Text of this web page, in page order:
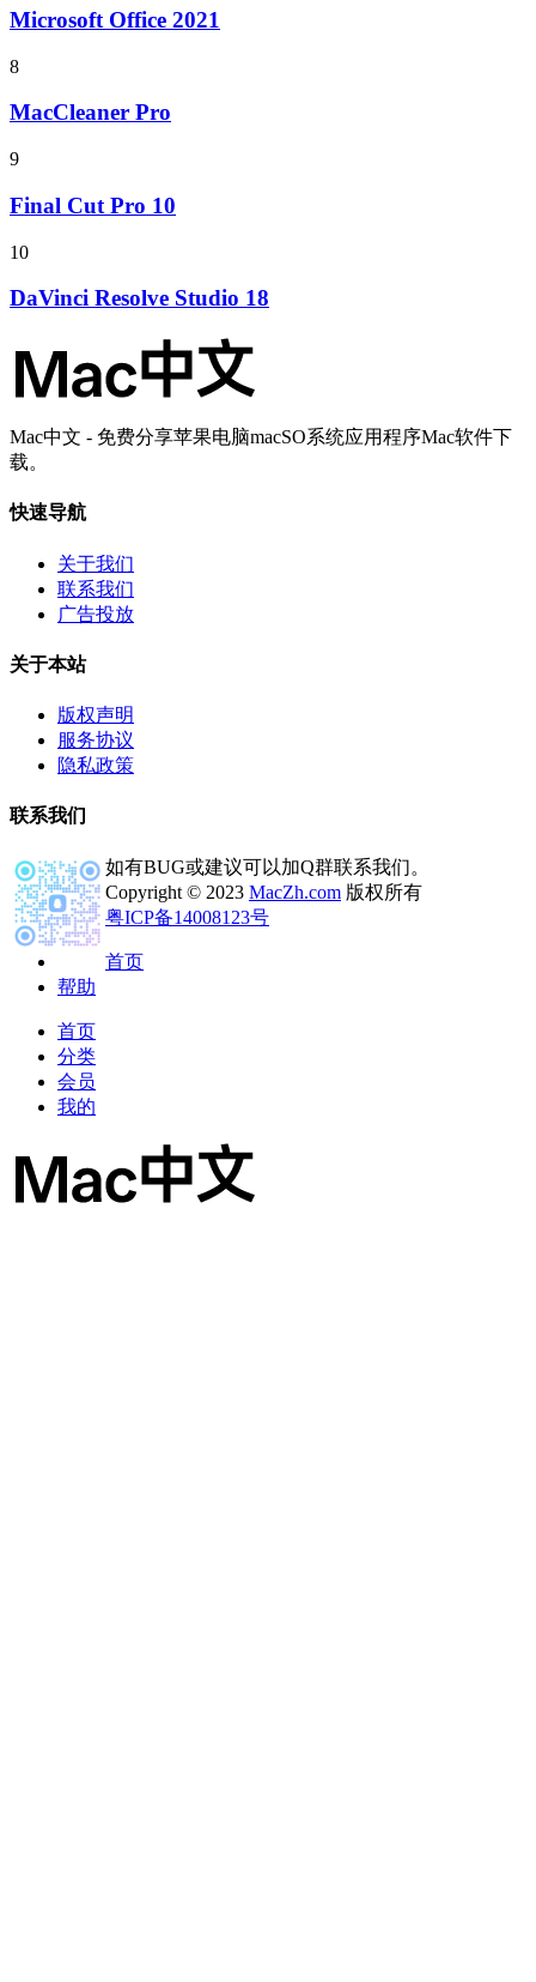
Microsoft Office 2021
8
MacCleaner Pro
9
Final Cut Pro 10
10
DaVinci Resolve Studio 18
Mac中文 - 免费分享苹果电脑macSO系统应用程序Mac软件下
载。
快速导航
关于我们
联系我们
广告投放
关于本站
版权声明
服务协议
隐私政策
联系我们
如有BUG或建议可以加Q群联系我们。
Copyright © 2023 MacZh.com 版权所有
粤ICP备14008123号
首页
帮助
首页
分类
会员
我的